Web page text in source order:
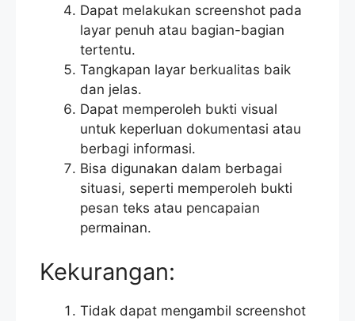
Dapat melakukan screenshot pada
layar penuh atau bagian-bagian
tertentu.
Tangkapan layar berkualitas baik
dan jelas.
Dapat memperoleh bukti visual
untuk keperluan dokumentasi atau
berbagi informasi.
Bisa digunakan dalam berbagai
situasi, seperti memperoleh bukti
pesan teks atau pencapaian
permainan.
Kekurangan:
Tidak dapat mengambil screenshot